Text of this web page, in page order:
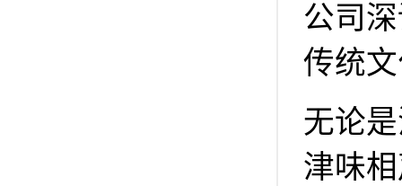
公司
传统
无论
津味